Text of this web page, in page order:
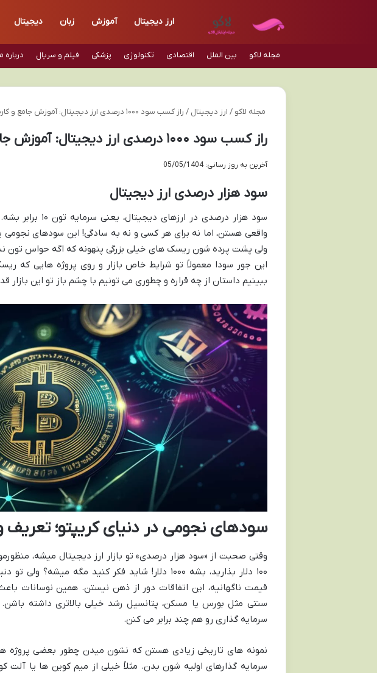
ارز دیجیتال آموزش زبان دیجیتال
مجله لاکو بین الملل اقتصادی تکنولوژی پزشکی فیلم و سریال درباره
مجله لاکو / ارز دیجیتال / راز کسب سود ۱۰۰۰ درصدی ارز دیجیتال: آموزش جامع و کاربردی ۲۰۲۴
راز کسب سود ۱۰۰۰ درصدی ارز دیجیتال: آموزش جامع و کاربردی ۲۰۲۴
آخرین به روز رسانی: 05/05/1404
سود هزار درصدی ارز دیجیتال
سود هزار درصدی
واقعی هستن، اما نه برای هر کسی و نه به سادگی! این سودهای نجومی
ولی پشت پرده شون ریسک های خیلی بزرگی پنهونه که اگه حواس تون
این جور سودا معمولاً تو شرایط خاص بازار و روی پروژه هایی که
ببینیم داستان از چه قراره و چطوری می تونیم با چشم باز تو این بازار
سودهای نجومی در دنیای کریپتو؛ تعریف
وقتی صحبت از «سود هزار درصدی» تو بازار ارز دیجیتال میشه،
۱۰۰ دلار بذارید، بشه ۱۰۰۰ دلار! شاید فکر کنید مگه
قیمت ناگهانیه، این اتفاقات دور از ذهن نیستن. همین نوسانات
سنتی مثل بورس یا مسکن، پتانسیل رشد خیلی بالاتری داشته باشن.
سرمایه گذاری رو هم چند برابر می کنن.
نمونه های تاریخی زیادی هستن که نشون میدن چطور بعضی پروژه
سرمایه گذارهای اولیه شون بدن. مثلاً خیلی از میم کوین ها یا آلت